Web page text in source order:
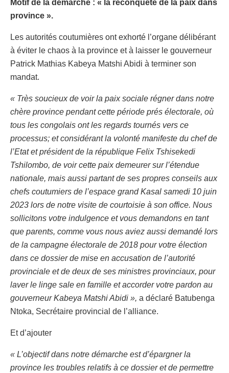
Motif de la démarche : « la reconquête de la paix dans
province ».
Les autorités coutumières ont exhorté l’organe délibérant
à éviter le chaos à la province et à laisser le gouverneur
Patrick Mathias Kabeya Matshi Abidi à terminer son
mandat.
« Très soucieux de voir la paix sociale régner dans notre
chère province pendant cette période prés électorale, où
tous les congolais ont les regards tournés vers ce
processus; et considérant la volonté manifeste du chef de
l’Etat et président de la république Felix Tshisekedi
Tshilombo, de voir cette paix demeurer sur l’étendue
nationale, mais aussi partant de ses propres conseils aux
chefs coutumiers de l’espace grand Kasal samedi 10 juin
2023 lors de notre visite de courtoisie à son office. Nous
sollicitons votre indulgence et vous demandons en tant
que parents, comme vous nous aviez aussi demandé lors
de la campagne électorale de 2018 pour votre élection
dans ce dossier de mise en accusation de l’autorité
provinciale et de deux de ses ministres provinciaux, pour
laver le linge sale en famille et accorder votre pardon au
gouverneur Kabeya Matshi Abidi », a déclaré Batubenga
Ntoka, Secrétaire provincial de l’alliance.
Et d’ajouter
« L’objectif dans notre démarche est d’épargner la
province les troubles relatifs à ce dossier et de permettre